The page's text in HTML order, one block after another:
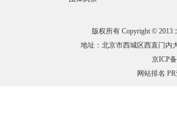
版权所有 Copyright © 2013
地址：北京市西城区西直门内
京ICP
网站排名